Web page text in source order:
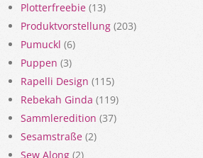
Plotterfreebie (13)
Produktvorstellung (203)
Pumuckl (6)
Puppen (3)
Rapelli Design (115)
Rebekah Ginda (119)
Sammleredition (37)
Sesamstraße (2)
Sew Along (2)